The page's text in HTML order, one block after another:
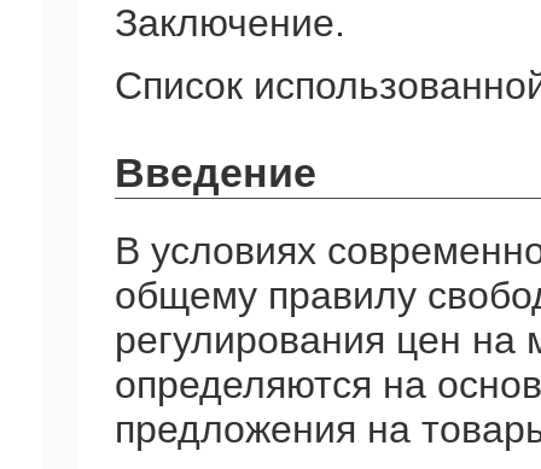
Заключение.
Список
Введение
В условиях
общему правилу
регулирования цен
определяются на
предложения на